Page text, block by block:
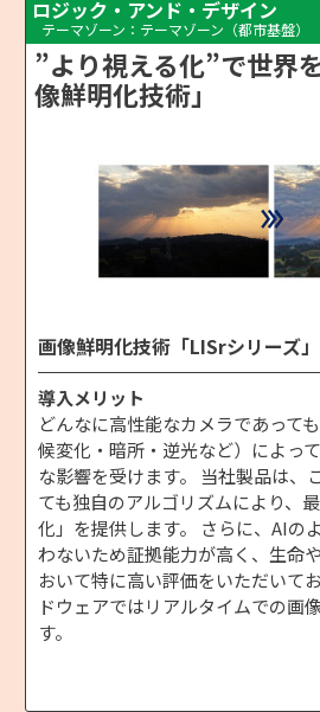
ロジック・アンド・デザイン
テーマゾーン：テーマゾーン（都市基盤）
”より視える化”で世界
像鮮明化技術」
画像鮮明化技術「LISrシリーズ」
導入メリット
どんなに高性能なカメラであって
候変化・暗所・逆光など）によっ
な影響を受けます。 当社製品は、
ても独自のアルゴリズムにより、
化」を提供します。 さらに、AIの
わないため証拠能力が高く、生命
おいて特に高い評価をいただいて
ドウェアではリアルタイムでの画
す。